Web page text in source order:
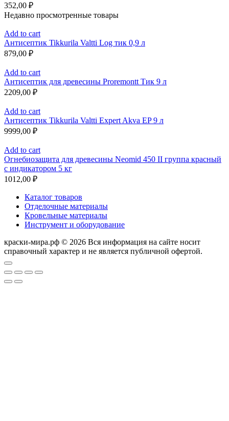
352,00 ₽
Недавно просмотренные товары
Add to cart
Антисептик Tikkurila Valtti Log тик 0,9 л
879,00 ₽
Add to cart
Антисептик для древесины Proremontt Тик 9 л
2209,00 ₽
Add to cart
Антисептик Tikkurila Valtti Expert Akva EP 9 л
9999,00 ₽
Add to cart
Огнебиозащита для древесины Neomid 450 II группа красный
с индикатором 5 кг
1012,00 ₽
Каталог товаров
Отделочные материалы
Кровельные материалы
Инструмент и оборудование
краски-мира.рф © 2026 Вся информация на сайте носит
справочный характер и не является публичной офертой.